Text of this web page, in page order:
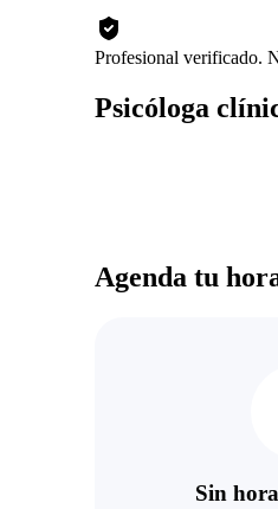
Profesional verificado.
Psicóloga
Agenda tu
Sin